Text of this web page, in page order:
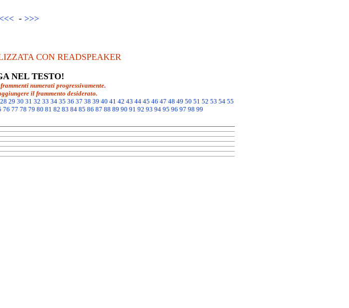
<<< - >>>
CON READSPEAKER
NEL TESTO!
numerati progressivamente.
il frammento desiderato.
28 29 30 31 32 33 34 35 36 37 38 39 40 41 42 43 44 45 46 47 48 49 50 51 52 53 54 55
76 77 78 79 80 81 82 83 84 85 86 87 88 89 90 91 92 93 94 95 96 97 98 99